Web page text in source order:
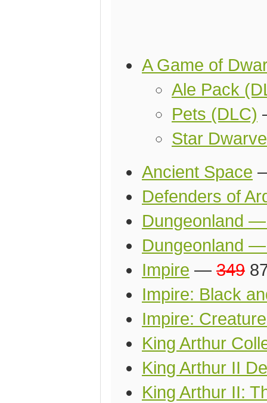
A Game of
Ale Pack
Pets (DLC)
Star
Ancient Space
Defenders of
Dungeonland
Dungeonland
Impire — 349
Impire: Black
Impire:
King Arthur
King Arthur II
King Arthur II: